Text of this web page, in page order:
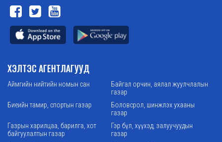
ХЭЛТЭС АГЕНТЛАГУУД
Аймгийн нийтийн номын сан
Байгал орчин, аялал жуулчлалын
газар
Биеийн тамир, спортын газар
Боловсрол, шинжлэх ухааны
газар
Газрын харилцаа, барилга, хот
байгуулалтын газар
Гэр бүл, хүүхэд, залуучуудын
газар